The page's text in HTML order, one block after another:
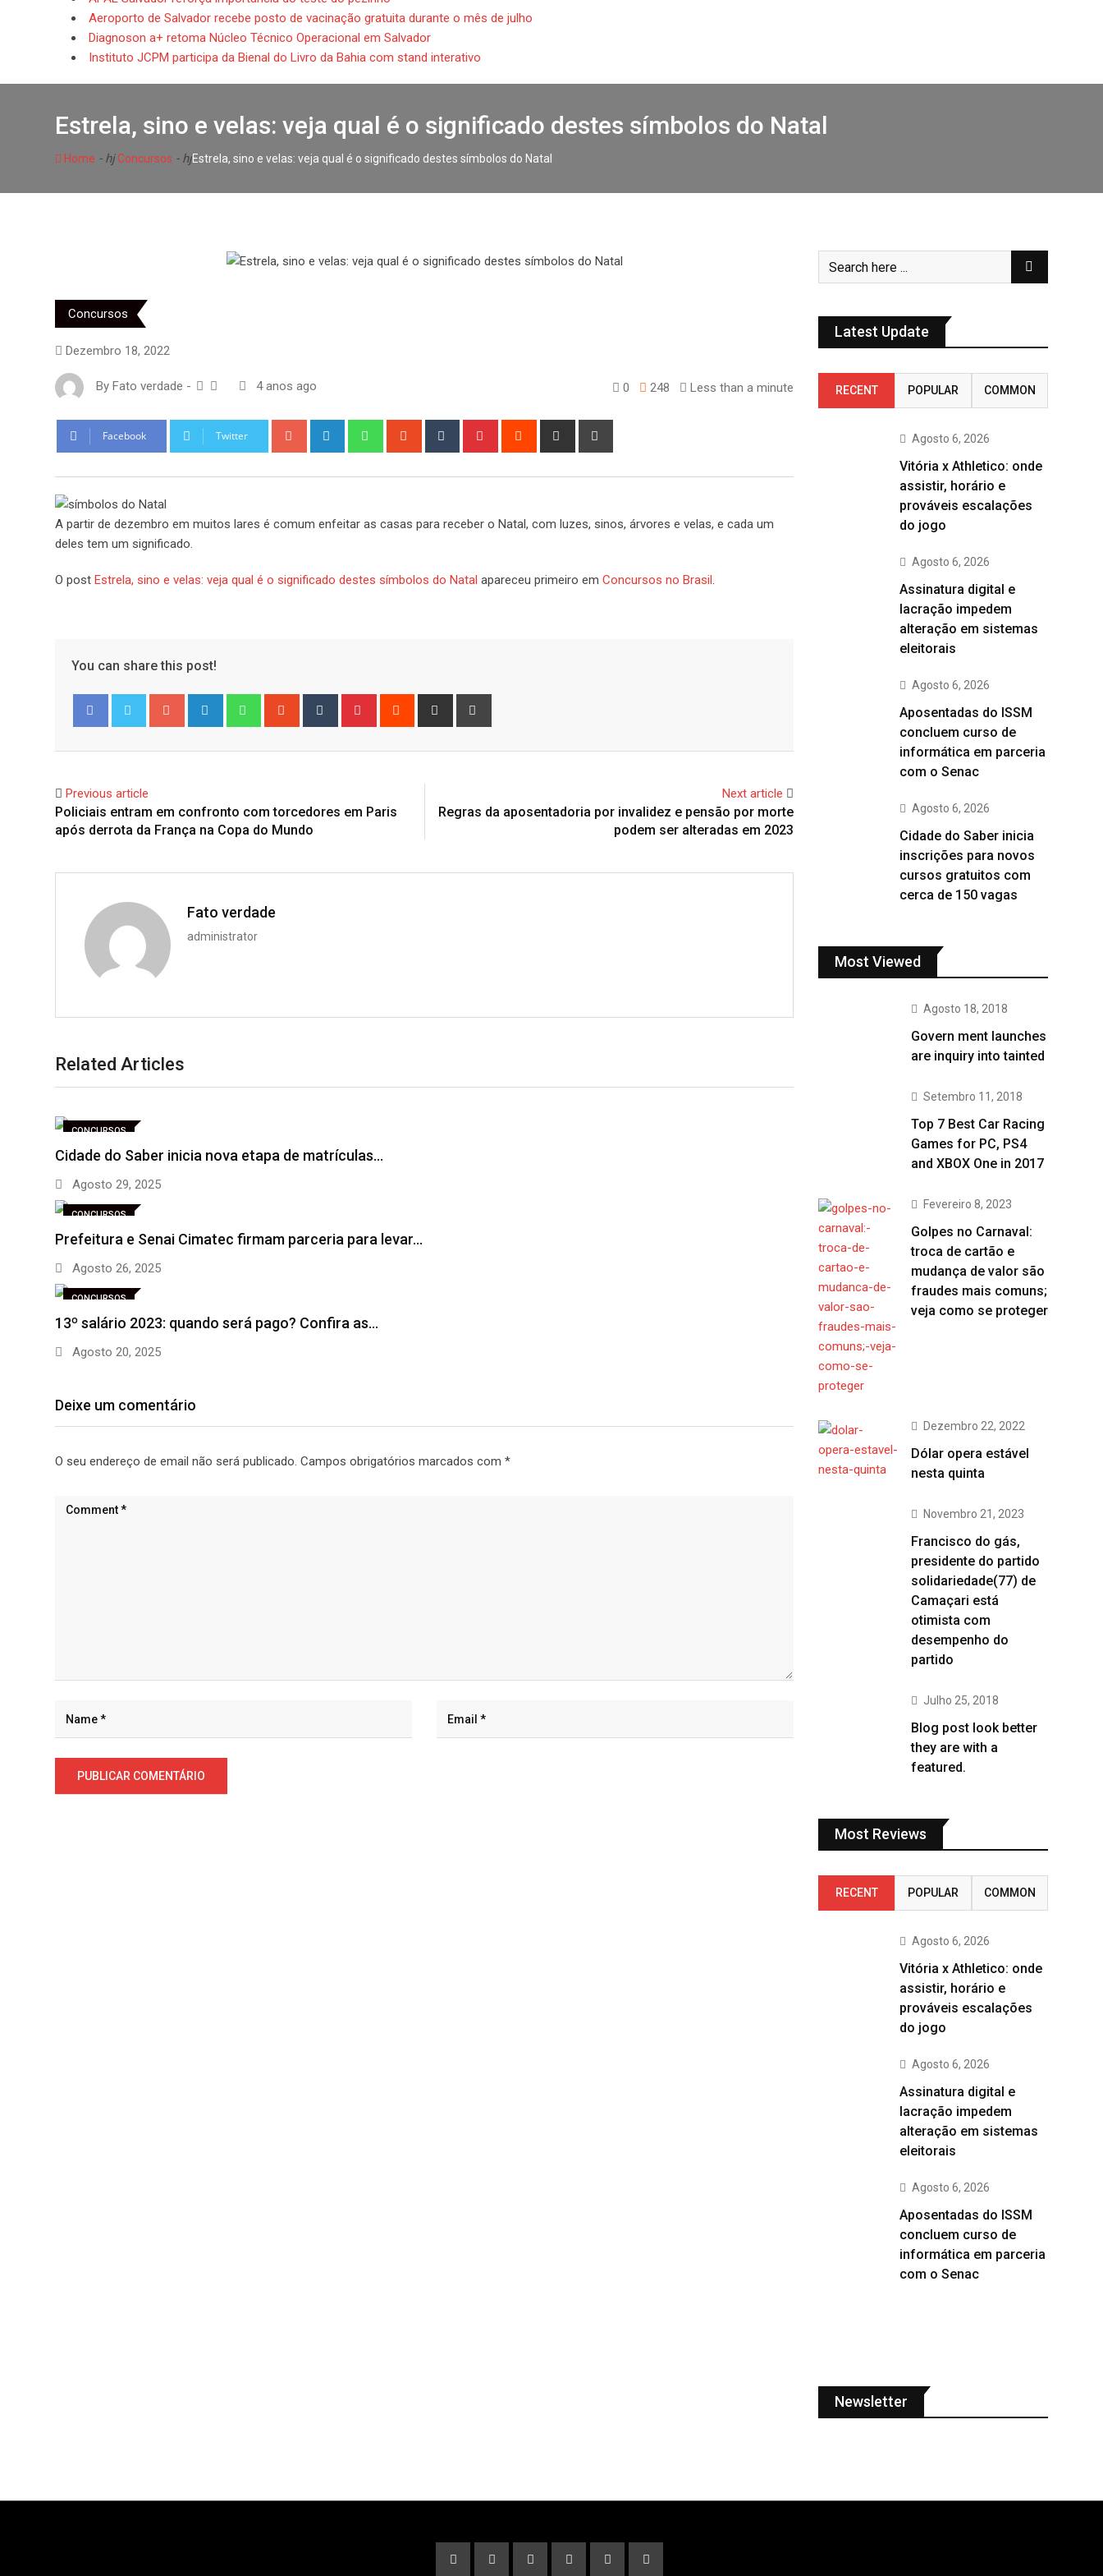
Aeroporto de Salvador recebe posto de vacinação gratuita durante o mês de julho
Diagnoson a+ retoma Núcleo Técnico Operacional em Salvador
Instituto JCPM participa da Bienal do Livro da Bahia com stand interativo
Estrela, sino e velas: veja qual é o significado destes símbolos do Natal
Home - hjConcursos - hjEstrela, sino e velas: veja qual é o significado destes símbolos do Natal
Concursos
Dezembro 18, 2022
By Fato verdade - 4 anos ago 0 248 Less than a minute
Facebook Twitter Google+ LinkedIn WhatsappStumbleUpon
Tumblr Pinterest Reddit
Share
A partir de dezembro em muitos lares é comum enfeitar as casas para receber o Natal, com luzes, sinos, árvores e velas, e cada um
deles tem um significado.
O post Estrela, sino e velas: veja qual é o significado destes símbolos do Natal apareceu primeiro em Concursos no Brasil.
You can share this post!
Google+ LinkedIn WhatsappStumbleUpon
Tumblr Pinterest Reddit
Share
Previous article
Policiais entram em confronto com torcedores em Paris
após derrota da França na Copa do Mundo
Next article
Regras da aposentadoria por invalidez e pensão por morte
podem ser alteradas em 2023
Fato verdade
administrator
Related Articles
CONCURSOS
Cidade do Saber inicia nova etapa de matrículas…
Agosto 29, 2025
CONCURSOS
Prefeitura e Senai Cimatec firmam parceria para levar…
Agosto 26, 2025
CONCURSOS
13º salário 2023: quando será pago? Confira as…
Agosto 20, 2025
Deixe um comentário
O seu endereço de email não será publicado. Campos obrigatórios marcados com *
Latest Update
RECENT POPULAR COMMON
Agosto 6, 2026
Vitória x Athletico: onde
assistir, horário e
prováveis escalações
do jogo
Agosto 6, 2026
Assinatura digital e
lacração impedem
alteração em sistemas
eleitorais
Agosto 6, 2026
Aposentadas do ISSM
concluem curso de
informática em parceria
com o Senac
Agosto 6, 2026
Cidade do Saber inicia
inscrições para novos
cursos gratuitos com
cerca de 150 vagas
Most Viewed
Agosto 18, 2018
Govern ment launches
are inquiry into tainted
Setembro 11, 2018
Top 7 Best Car Racing
Games for PC, PS4
and XBOX One in 2017
Fevereiro 8, 2023
Golpes no Carnaval:
troca de cartão e
mudança de valor são
fraudes mais comuns;
veja como se proteger
Dezembro 22, 2022
Dólar opera estável
nesta quinta
Novembro 21, 2023
Francisco do gás,
presidente do partido
solidariedade(77) de
Camaçari está
otimista com
desempenho do
partido
Julho 25, 2018
Blog post look better
they are with a
featured.
Most Reviews
RECENT POPULAR COMMON
Agosto 6, 2026
Vitória x Athletico: onde
assistir, horário e
prováveis escalações
do jogo
Agosto 6, 2026
Assinatura digital e
lacração impedem
alteração em sistemas
eleitorais
Agosto 6, 2026
Aposentadas do ISSM
concluem curso de
informática em parceria
com o Senac
Newsletter